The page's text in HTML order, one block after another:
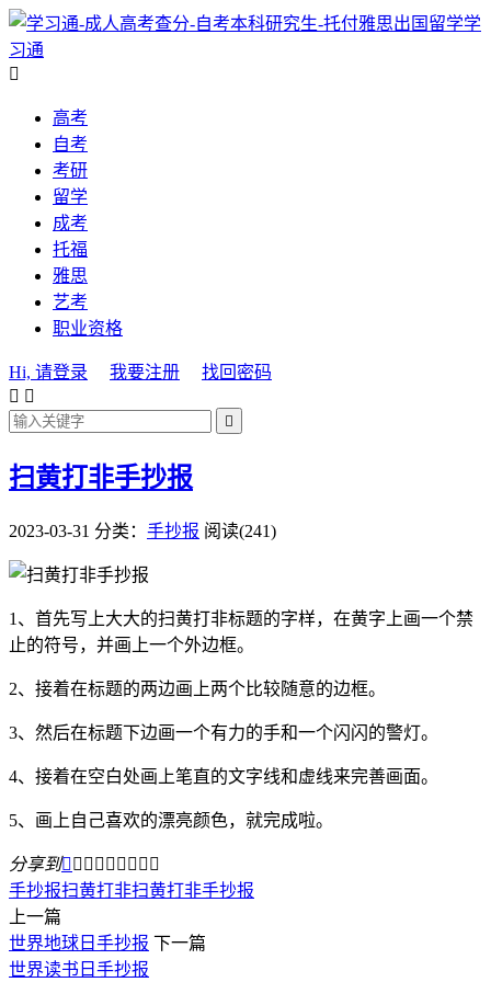
学
习通

高考
自考
考研
留学
成考
托福
雅思
艺考
职业资格
Hi, 请登录 我要注册
找回密码
 

扫黄打非手抄报
2023-03-31 分类： 手抄报 阅读(241)
1、首先写上大大的扫黄打非标题的字样，在黄字上画一个禁
止的符号，并画上一个外边框。
2、接着在标题的两边画上两个比较随意的边框。
3、然后在标题下边画一个有力的手和一个闪闪的警灯。
4、接着在空白处画上笔直的文字线和虚线来完善画面。
5、画上自己喜欢的漂亮颜色，就完成啦。
分享到        
手抄报​扫黄打非扫黄打非手抄报
上一篇
世界地球日手抄报 下一篇
世界读书日手抄报